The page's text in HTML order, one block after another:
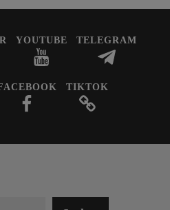
YOUTUBE TELEGRAM
TIKTOK